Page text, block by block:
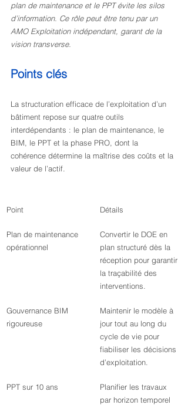
plan de maintenance et le PPT évite les silos
d’information. Ce rôle peut être tenu par un
AMO Exploitation indépendant, garant de la
vision transverse.
Points clés
La structuration efficace de l’exploitation d’un
bâtiment repose sur quatre outils
interdépendants : le plan de maintenance, le
BIM, le PPT et la phase PRO, dont la
cohérence détermine la maîtrise des coûts et la
valeur de l’actif.
Point Détails
Plan de maintenance
opérationnel
Convertir le DOE en
plan structuré dès la
réception pour garantir
la traçabilité des
interventions.
Gouvernance BIM
rigoureuse
Maintenir le modèle à
jour tout au long du
cycle de vie pour
fiabiliser les décisions
d’exploitation.
PPT sur 10 ans
Planifier les travaux
par horizon temporel